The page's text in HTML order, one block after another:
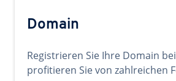
Domain
Registrieren Sie Ihre Domain
profitieren Sie von zahlreichen